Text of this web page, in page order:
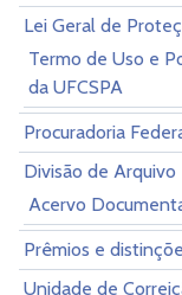
Lei Geral de
Termo de Uso e
da UFCSPA
Procuradoria
Divisão de Arquivo
Acervo
Prêmios e
Unidade de